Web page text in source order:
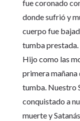
fue coronado
donde sufrió y
cuerpo fue
tumba prestada.
Hijo como las
primera mañana
tumba. Nuestro
conquistado a
muerte y